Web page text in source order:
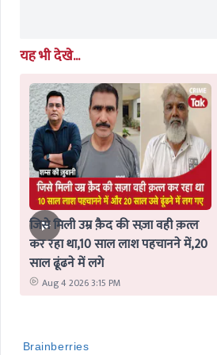
यह भी देखे...
जिसे मिली उम्र क़ैद की सज़ा वही क़त्ल
कर रहा था,10 साल लाश पहचानने में,20
साल ढूंढने में लगे
Aug 4 2026 3:15 PM